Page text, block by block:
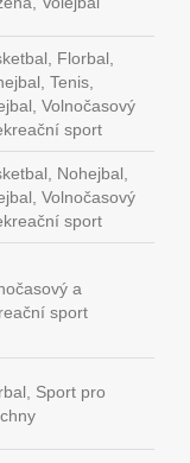
Florbal,
Tenis,
Volnočasový
sport
Nohejbal,
Volnočasový
sport
a
sport
Sport pro